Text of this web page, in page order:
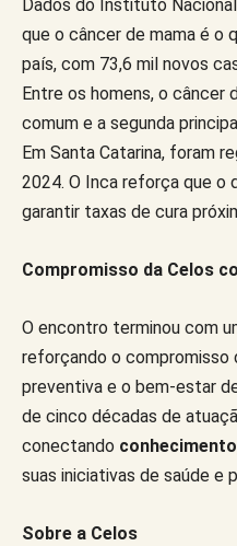
Dados do Instituto
que o câncer de mama é o
país, com 73,6 mil novos
Entre os homens, o
comum e a segunda
Em Santa Catarina, foram
2024. O Inca reforça que
garantir taxas de cura
Compromisso da Celos
O encontro terminou com
reforçando o compromisso
preventiva e o bem-estar
de cinco décadas de
conectando
suas iniciativas de saúde e
Sobre a Celos